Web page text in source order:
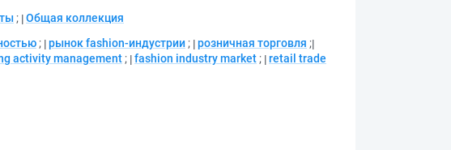
; Общая коллекция
; рынок fashion-индустрии ; розничная торговля ;
activity management ; fashion industry market ; retail trade